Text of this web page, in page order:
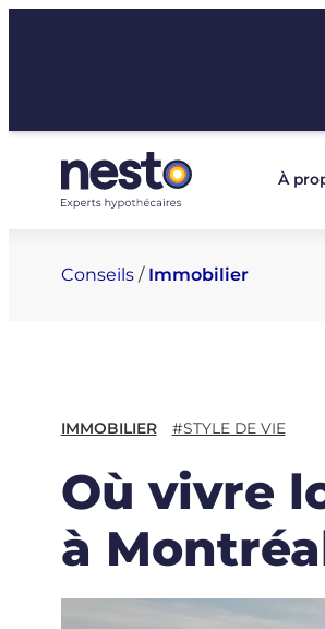
À
Conseils/ Immobilier
IMMOBILIER #STYLE DE VIE
Où vivre
à